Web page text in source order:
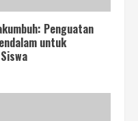
Penguatan
untuk